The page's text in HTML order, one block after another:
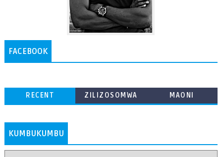
FACEBOOK
RECENT
ZILIZOSOMWA
MAONI
KUMBUKUMBU